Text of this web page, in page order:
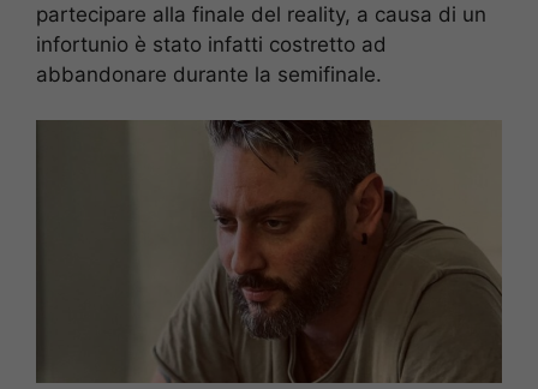
partecipare alla finale del reality, a causa di un
infortunio è stato infatti costretto ad
abbandonare durante la semifinale.